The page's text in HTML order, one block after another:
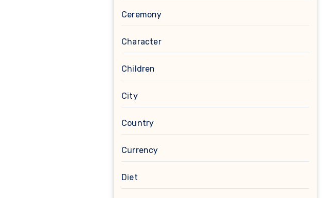
Ceremony
Character
Children
City
Country
Currency
Diet